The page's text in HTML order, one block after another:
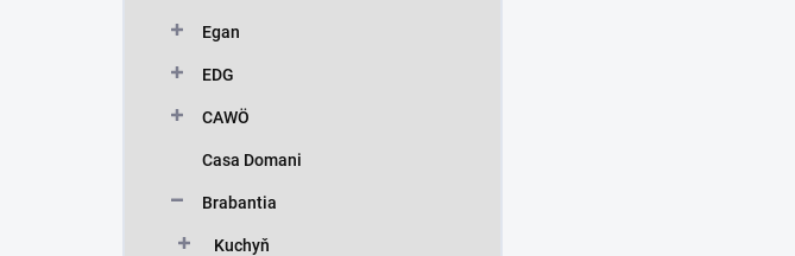
Egan
EDG
CAWÖ
Casa Domani
Brabantia
Kuchyň